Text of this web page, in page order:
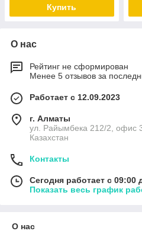
Купить
О нас
Рейтинг не сформирован
Менее 5 отзывов за
Работает с 12.09.2023
г. Алматы
ул. Райымбека 212/2, офис
Казахстан
Контакты
Сегодня работает с 09:00
Показать весь график
О нас